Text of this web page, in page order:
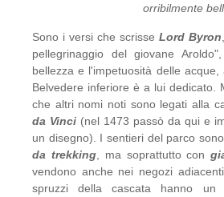
orribilmente
Sono i versi che scrisse Lord Byron
pellegrinaggio del giovane
bellezza e l'impetuosità delle
Belvedere inferiore è a lui dedicato.
che altri nomi noti sono legati alla
da Vinci (nel 1473 passò da qui e
un disegno). I sentieri del parco
da trekking, ma soprattutto con
vendono anche nei negozi
spruzzi della cascata hanno un